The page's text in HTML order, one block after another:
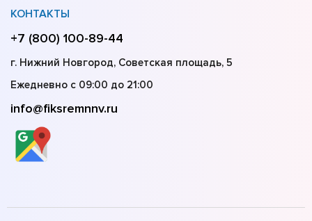
КОНТАКТЫ
+7 (800) 100-89-44
г. Нижний Новгород, Советская площадь, 5
Ежедневно с 09:00 до 21:00
info@fiksremnnv.ru